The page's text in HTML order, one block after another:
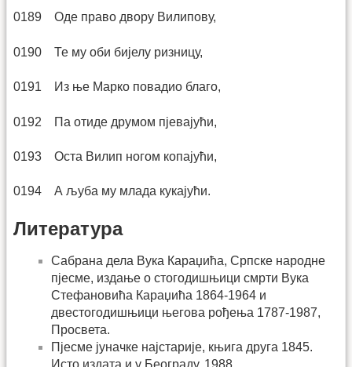
0189 Оде право двору Вилипову,
0190 Те му оби бијелу ризницу,
0191 Из ње Марко повадио благо,
0192 Па отиде друмом пјевајући,
0193 Оста Вилип ногом копајући,
0194 А љуба му млада кукајући.
Литература
Сабрана дела Вука Караџића, Српске народне
пјесме, издање о стогодишњици смрти Вука
Стефановића Караџића 1864-1964 и
двестогодишњици његова рођења 1787-1987,
Просвета.
Пјесме јуначке најстарије, књига друга 1845.
Исто издата и у Београду, 1988.